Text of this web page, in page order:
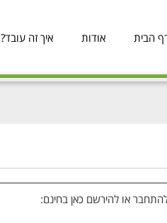
הבית אודות איך זה עובד?
או להירשם כאן בחינם: